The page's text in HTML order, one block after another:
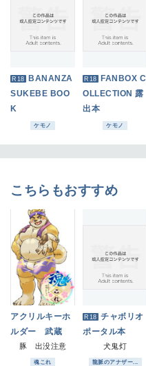
R18 BANANZA
SUKEBE BOO
K
ケモノ
R18 FANBOX C
OLLECTION 露
出本
ケモノ
こちらもおすすめ
アクリルキーホ
ルダー 武蔵
豚 出没注意
魂これ
R18 チャボリオ
ポータル本
犬鬼灯
龍脈のアナザー...